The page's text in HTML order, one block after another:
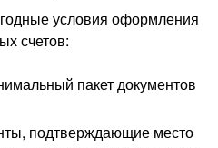
условия оформления
счетов:
пакет документов
подтверждающие место